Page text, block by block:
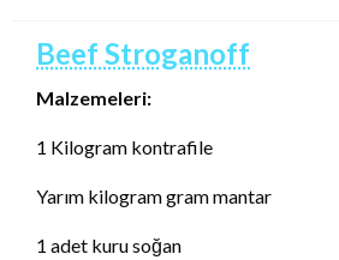
Beef Stroganoff
Malzemeleri:
1 Kilogram kontrafile
Yarım kilogram gram mantar
1 adet kuru soğan